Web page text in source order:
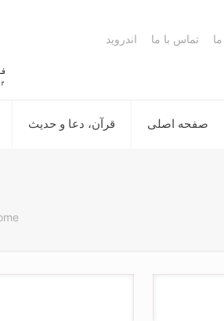
صفحه اصلی قرآن، دعا و حدیث
تماس با ما اندروید